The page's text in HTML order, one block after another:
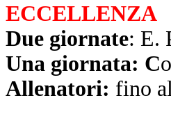
ECCELLENZA
Due giornate: E.
Una giornata: C
Allenatori: fino